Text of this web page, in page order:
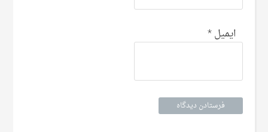
ایمیل*